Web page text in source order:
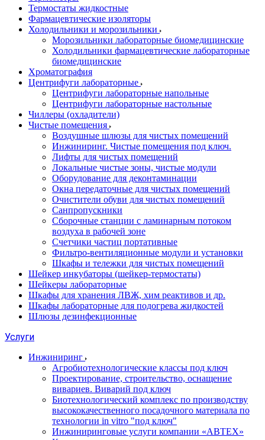
Термостаты жидкостные
Фармацевтические изоляторы
Холодильники и морозильники
Морозильники лабораторные биомедицинские
Холодильники фармацевтические лабораторные
биомедицинские
Хроматография
Центрифуги лабораторные
Центрифуги лабораторные напольные
Центрифуги лабораторные настольные
Чиллеры (охладители)
Чистые помещения
Воздушные шлюзы для чистых помещений
Инжиниринг. Чистые помещения под ключ.
Лифты для чистых помещений
Локальные чистые зоны, чистые модули
Оборудование для деконтаминации
Окна передаточные для чистых помещений
Очистители обуви для чистых помещений
Санпропускники
Сборочные станции с ламинарным потоком
воздуха в рабочей зоне
Счетчики частиц портативные
Фильтро-вентиляционные модули и установки
Шкафы и тележки для чистых помещений
Шейкер инкубаторы (шейкер-термостаты)
Шейкеры лабораторные
Шкафы для хранения ЛВЖ, хим реактивов и др.
Шкафы лабораторные для подогрева жидкостей
Шлюзы дезинфекционные
Услуги
Инжиниринг
Агробиотехнологические классы под ключ
Проектирование, строительство, оснащение
вивариев. Виварий под ключ
Биотехнологический комплекс по производству
высококачественного посадочного материала по
технологии in vitro "под ключ"
Инжиниринговые услуги компании «АВТЕХ»